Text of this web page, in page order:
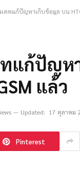
ดทแก้ปัญหาเก็บข้อมูล บน HTC
แก้ปัญห
แล้ว
Updated: 17 ตุลาคม
Pinterest